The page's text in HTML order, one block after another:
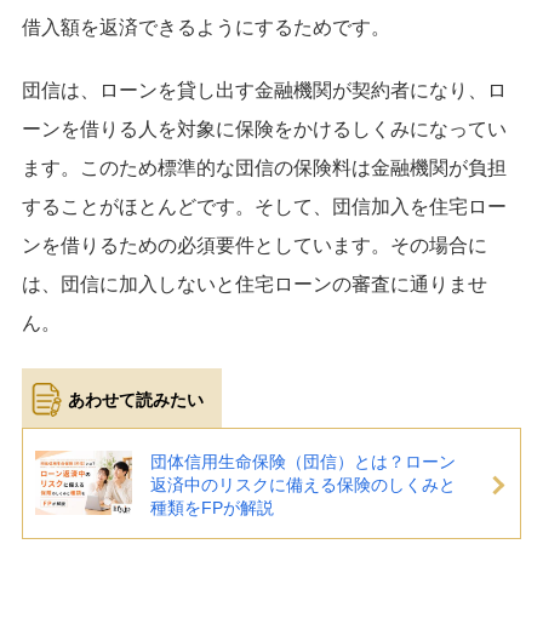
借入額を返済できるようにするためです。
団信は、ローンを貸し出す金融機関が契約者になり、ロ
ーンを借りる人を対象に保険をかけるしくみになってい
ます。このため標準的な団信の保険料は金融機関が負担
することがほとんどです。そして、団信加入を住宅ロー
ンを借りるための必須要件としています。その場合に
は、団信に加入しないと住宅ローンの審査に通りませ
ん。
団体信用生命保険（団信）とは？ローン
返済中のリスクに備える保険のしくみと
種類をFPが解説